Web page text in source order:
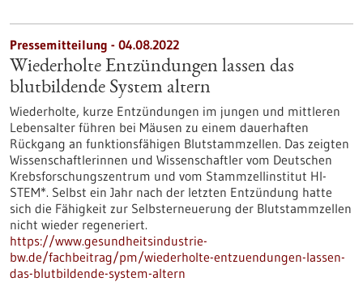
Pressemitteilung - 04.08.2022
Wiederholte Entzündungen lassen das
blutbildende System altern
Wiederholte, kurze Entzündungen im jungen und mittleren
Lebensalter führen bei Mäusen zu einem dauerhaften
Rückgang an funktionsfähigen Blutstammzellen. Das zeigten
Wissenschaftlerinnen und Wissenschaftler vom Deutschen
Krebsforschungszentrum und vom Stammzellinstitut HI-
STEM*. Selbst ein Jahr nach der letzten Entzündung hatte
sich die Fähigkeit zur Selbsterneuerung der Blutstammzellen
nicht wieder regeneriert.
https://www.gesundheitsindustrie-
bw.de/fachbeitrag/pm/wiederholte-entzuendungen-lassen-
das-blutbildende-system-altern